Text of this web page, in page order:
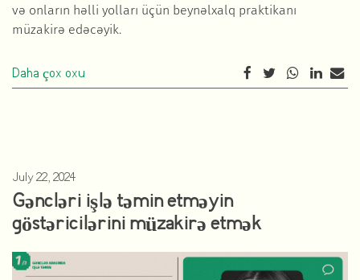
və onların həlli yolları üçün beynəlxalq praktikanı
müzakirə edəcəyik.
Daha çox oxu
July 22, 2024
Gəncləri işlə təmin etməyin
göstəricilərini müzakirə etmək